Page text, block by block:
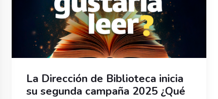
La Dirección de Biblioteca inicia
su segunda campaña 2025 ¿Qué